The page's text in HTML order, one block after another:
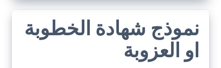
نموذج شهادة الخطوبة
او العزوبة